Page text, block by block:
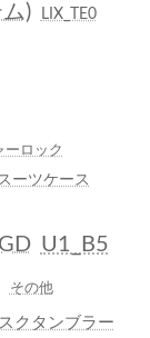
) LIX_TE0
ーロック
ーツケース
U1_B5
その他
クタンブラー